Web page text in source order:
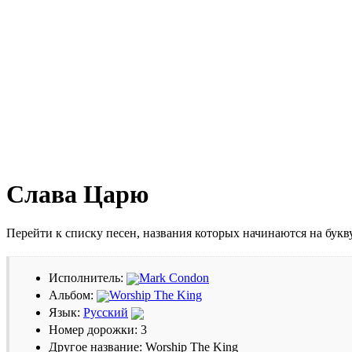
Слава Царю
Перейти к списку песен, названия которых начинаются на
Исполнитель:
Mark Condon
Альбом:
Worship The King
Язык: Русский
Номер дорожки: 3
Другое название: Worship The King